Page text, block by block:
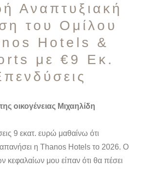
Αναπτυξιακή
του Ομίλου
Hotels &
με €9 Εκ.
οικογένειας Μιχαηλίδη
9 εκατ. ευρώ μαθαίνω ότι
η Thanos Hotels το 2026. Ο
κεφαλαίων μου είπαν ότι θα πέσει